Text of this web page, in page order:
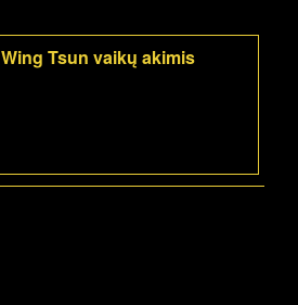
Wing Tsun vaikų akimis